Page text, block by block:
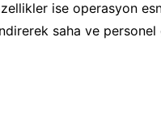
ise operasyon
saha ve